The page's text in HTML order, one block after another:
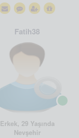
Fatih38
Erkek, 29 Yaşında
Nevşehir